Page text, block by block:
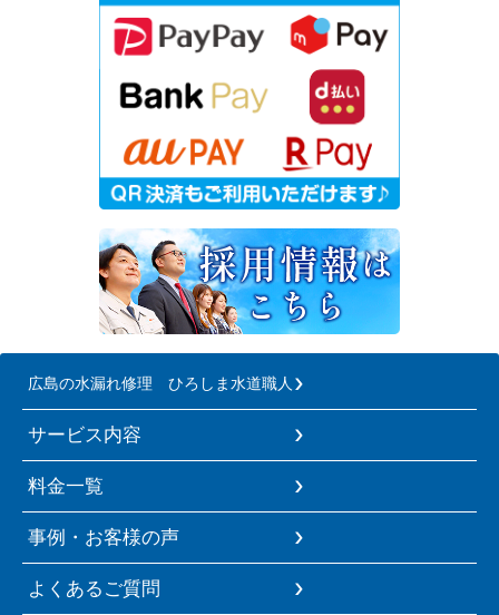
広島の水漏れ修理 ひろしま水道職人
サービス内容
料金一覧
事例・お客様の声
よくあるご質問